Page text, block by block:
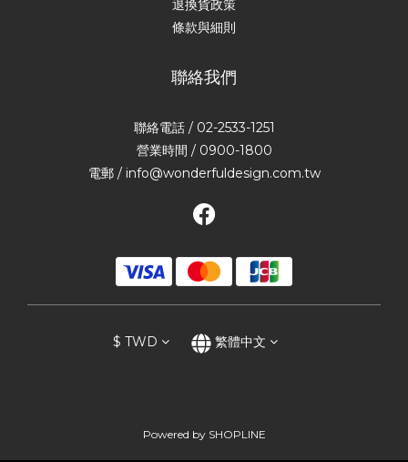
退換貨政策
條款與細則
聯絡我們
聯絡電話 / 02-2533-1251
營業時間 / 0900-1800
電郵 / info@wonderfuldesign.com.tw
$ TWD 繁體中文
Powered by SHOPLINE